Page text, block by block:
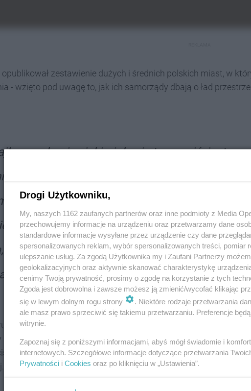
zestawienie dużych i średnich polskich miast, w
- wzięto pod uwagę to, jak ich samorządy dbają o ład
miar, jakimi da się to ocenić, jest
miasta objęty lokalnymi (a mówiąc fachowo:
planami zagospodarowania przestrzennego.
planów nie ma, nowa zabudowa jest
mniej spójna z sąsiednimi budynkami –
m.in., że tam gdzie nie ma miejscowych planów
mniej narzędzi, by nie ulec presji tych deweloperów, którzy
z działki. Z kolei – jak dodaję autorzy zestawienia - tam
bowiem dokładnie określa, co i jak można zbudować.
Drogi Użytkowniku,
My, naszych 1162 zaufanych partnerów oraz inne podmioty z Media
przechowujemy informacje na urządzeniu oraz przetwarzamy dane
standardowe informacje wysyłane przez urządzenie czy dane
spersonalizowanych reklam, wybór spersonalizowanych treści, pomiar
ulepszanie usług. Za zgodą Użytkownika my i Zaufani Partnerzy
geolokalizacyjnych oraz aktywnie skanować charakterystykę
cenimy Twoją prywatność, prosimy o zgodę na korzystanie z tych
Zgoda jest dobrowolna i zawsze możesz ją zmienić/wycofać klikając
się w lewym dolnym rogu strony
. Niektóre rodzaje przetwarzania
ale masz prawo sprzeciwić się takiemu przetwarzaniu. Preferencje
witrynie.
Zapoznaj się z poniższymi informacjami, abyś mógł świadomie i
internetowych. Szczegółowe informacje dotyczące przetwarzania
Prywatności i Cookies oraz po kliknięciu w „Ustawienia”.